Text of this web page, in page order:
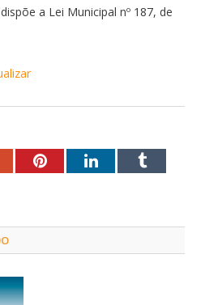
a Lei Municipal nº 187, de
PinterestLinkedInTumblr